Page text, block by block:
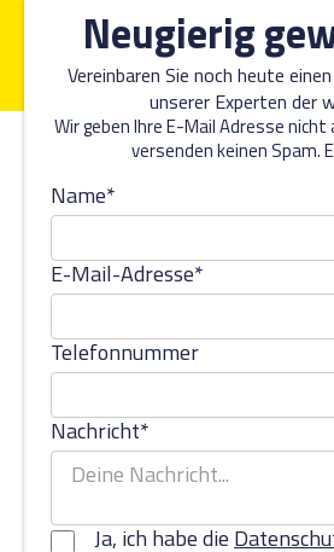
Neugierig
Vereinbaren Sie noch heute
unserer Experten der
Wir geben Ihre E-Mail Adresse
versenden keinen Spam.
Name*
E-Mail-Adresse*
Telefonnummer
Nachricht*
Ja, ich habe die